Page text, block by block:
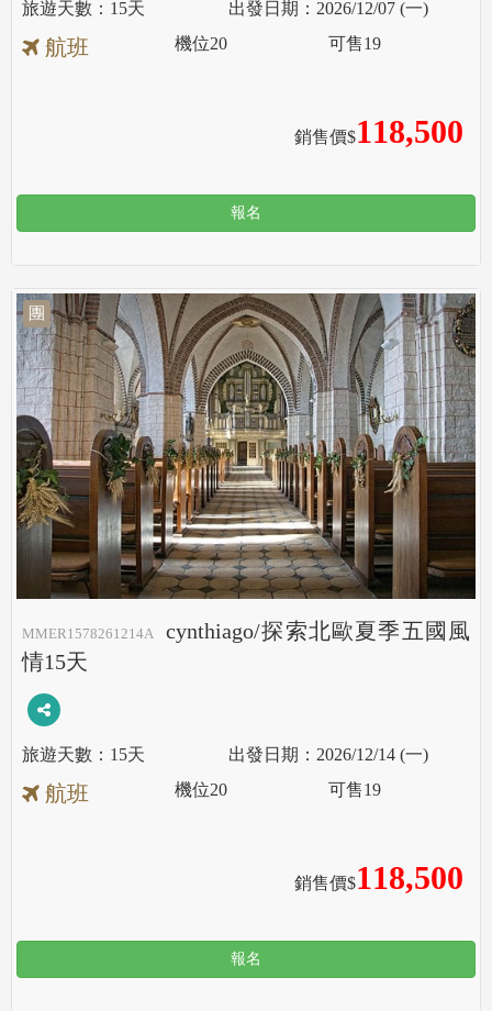
15天 2026/12/07 (一)
航班
銷售價$118,500
機位20 可售19
報名
團
MMER1578261214A
cynthiago/探索北歐夏季五國風
情15天
15天 2026/12/14 (一)
航班
銷售價$118,500
機位20 可售19
報名